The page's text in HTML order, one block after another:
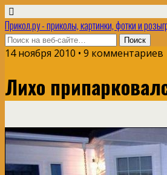
Прикол.ру - приколы, картинки, фотки и
14 ноября 2010 • 9 комментариев
Лихо